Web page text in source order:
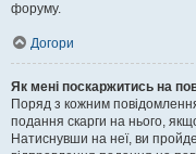
форуму.
Догори
Як мені поскаржитись на
Поряд з кожним
подання скарги на нього,
Натиснувши на неї, ви